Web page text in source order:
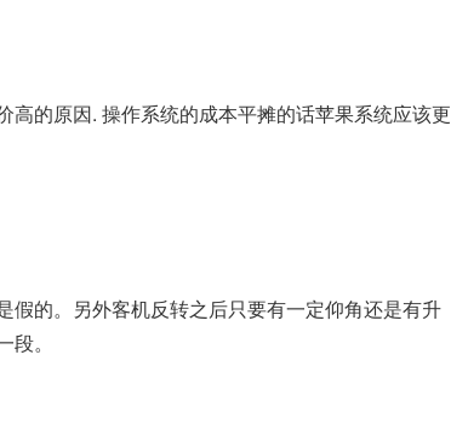
的原因. 操作系统的成本平摊的话苹果系统应该更
的。另外客机反转之后只要有一定仰角还是有升
。